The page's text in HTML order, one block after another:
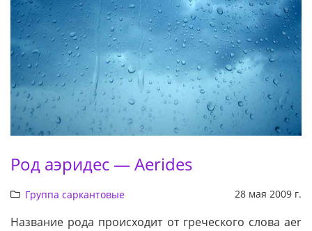
Род аэридес — Aerides
Группа саркантовые 28 мая 2009 г.
Название рода происходит от греческого слова aer